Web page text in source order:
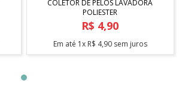
COLETOR DE PELOS LAVADORA
POLIESTER
R$ 4,90
Em até 1x R$ 4,90sem juros